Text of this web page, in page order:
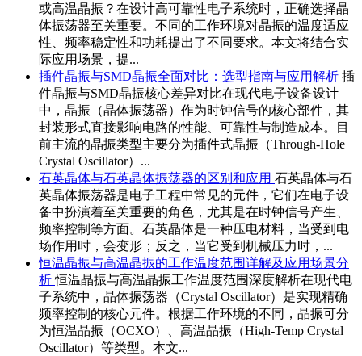
或高温晶振？在设计高可靠性电子系统时，正确选择晶
体振荡器至关重要。不同的工作环境对晶振的温度适应
性、频率稳定性和功耗提出了不同要求。本文将结合实
际应用场景，提...
插件晶振与SMD晶振全面对比：选型指南与应用解析 插
件晶振与SMD晶振核心差异对比在现代电子设备设计
中，晶振（晶体振荡器）作为时钟信号的核心部件，其
封装形式直接影响电路的性能、可靠性与制造成本。目
前主流的晶振类型主要分为插件式晶振（Through-Hole
Crystal Oscillator）...
石英晶体与石英晶体振荡器的区别和应用 石英晶体与石
英晶体振荡器是电子工程中常见的元件，它们在电子设
备中扮演着至关重要的角色，尤其是在时钟信号产生、
频率控制等方面。石英晶体是一种压电材料，当受到电
场作用时，会变形；反之，当它受到机械压力时，...
恒温晶振与高温晶振的工作温度范围详解及应用场景分
析 恒温晶振与高温晶振工作温度范围深度解析在现代电
子系统中，晶体振荡器（Crystal Oscillator）是实现精确
频率控制的核心元件。根据工作环境的不同，晶振可分
为恒温晶振（OCXO）、高温晶振（High-Temp Crystal
Oscillator）等类型。本文...